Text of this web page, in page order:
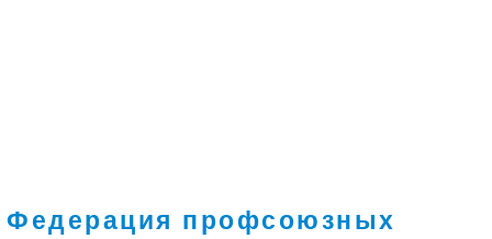
Федерация профсоюзных